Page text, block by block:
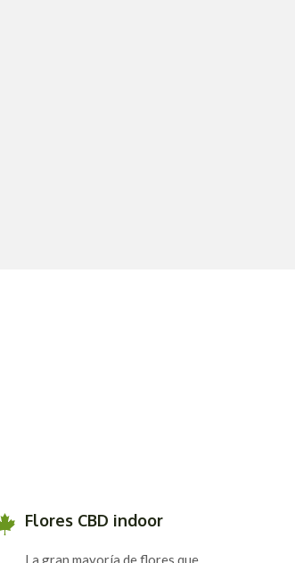
Flores CBD indoor
La gran mayoría de flores que